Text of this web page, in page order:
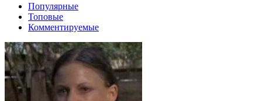
Популярные
Топовые
Комментируемые